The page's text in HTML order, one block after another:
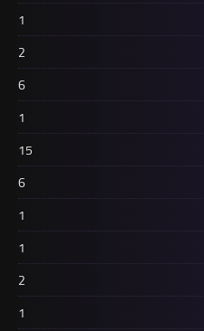
1
2
6
1
15
6
1
1
2
1